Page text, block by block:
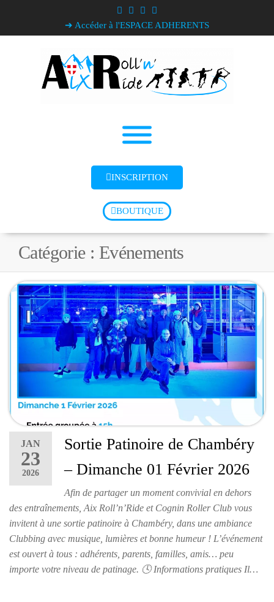
➔ Accéder à l'ESPACE ADHERENTS
INSCRIPTION
BOUTIQUE
Catégorie : Evénements
JAN
23
2026
Sortie Patinoire de Chambéry
– Dimanche 01 Février 2026
Afin de partager un moment convivial en dehors
des entraînements, Aix Roll’n’Ride et Cognin Roller Club vous
invitent à une sortie patinoire à Chambéry, dans une ambiance
Clubbing avec musique, lumières et bonne humeur ! L’événement
est ouvert à tous : adhérents, parents, familles, amis… peu
importe votre niveau de patinage. 🕓 Informations pratiques Il…